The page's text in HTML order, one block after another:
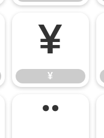
¥
¥
¨